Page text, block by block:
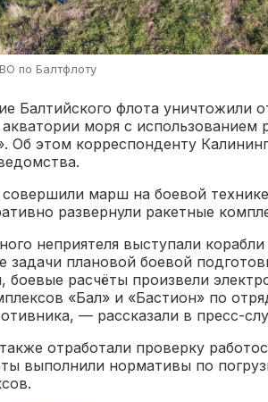
по Балтфлоту
Балтийского флота уничтожили
моря с использованием
Об этом корреспонденту
совершили марш на боевой
развернули ракетные
неприятеля выступали
задачи плановой боевой
боевые расчёты произвели
«Бал» и «Бастион» по
— рассказали в пресс-
отработали проверку
выполнили нормативы по